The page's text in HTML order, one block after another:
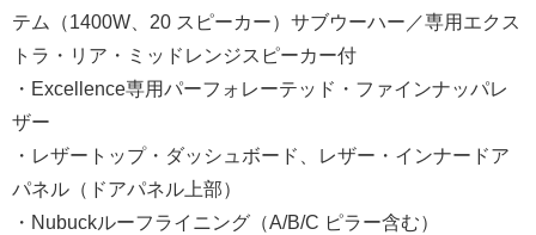
テム（1400W、20 スピーカー）サブウーハー／専用エクス
トラ・リア・ミッドレンジスピーカー付
・Excellence専用パーフォレーテッド・ファインナッパレ
ザー
・レザートップ・ダッシュボード、レザー・インナードア
パネル（ドアパネル上部）
・Nubuckルーフライニング（A/B/C ピラー含む）